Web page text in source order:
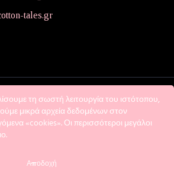
tales.gr
τη σωστή λειτουργία του ιστότοπου,
μικρά αρχεία δεδομένων στον
«cookies». Οι περισσότεροι μεγάλοι
Αποδοχή